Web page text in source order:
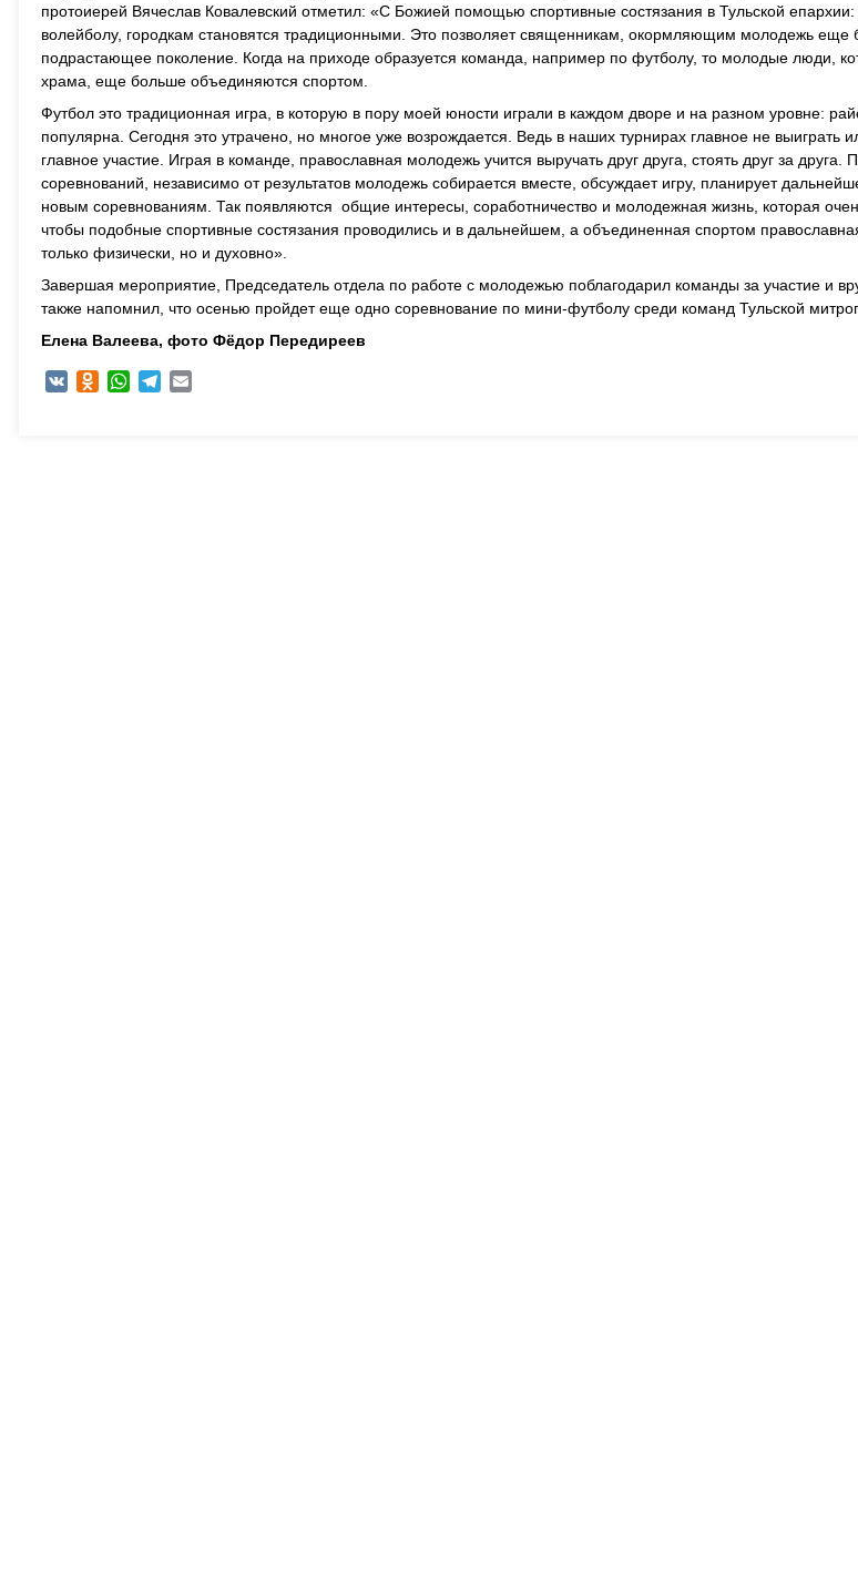
протоиерей Вячеслав Ковалевский отметил: «С Божией помощью спортивные состязания в Тульской
волейболу, городкам становятся традиционными. Это позволяет священникам, окормляющим молодежь еще
подрастающее поколение. Когда на приходе образуется команда, например по футболу, то молодые люди,
храма, еще больше объединяются спортом.
Футбол это традиционная игра, в которую в пору моей юности играли в каждом дворе и на разном уровне:
популярна. Сегодня это утрачено, но многое уже возрождается. Ведь в наших турнирах главное не выиграть
главное участие. Играя в команде, православная молодежь учится выручать друг друга, стоять друг за
соревнований, независимо от результатов молодежь собирается вместе, обсуждает игру, планирует
новым соревнованиям. Так появляются общие интересы, соработничество и молодежная жизнь, которая
чтобы подобные спортивные состязания проводились и в дальнейшем, а объединенная спортом
только физически, но и духовно».
Завершая мероприятие, Председатель отдела по работе с молодежью поблагодарил команды за участие и
также напомнил, что осенью пройдет еще одно соревнование по мини-футболу среди команд Тульской
Елена Валеева, фото Фёдор Передиреев
VK Odnoklassniki
WhatsAppTelegram